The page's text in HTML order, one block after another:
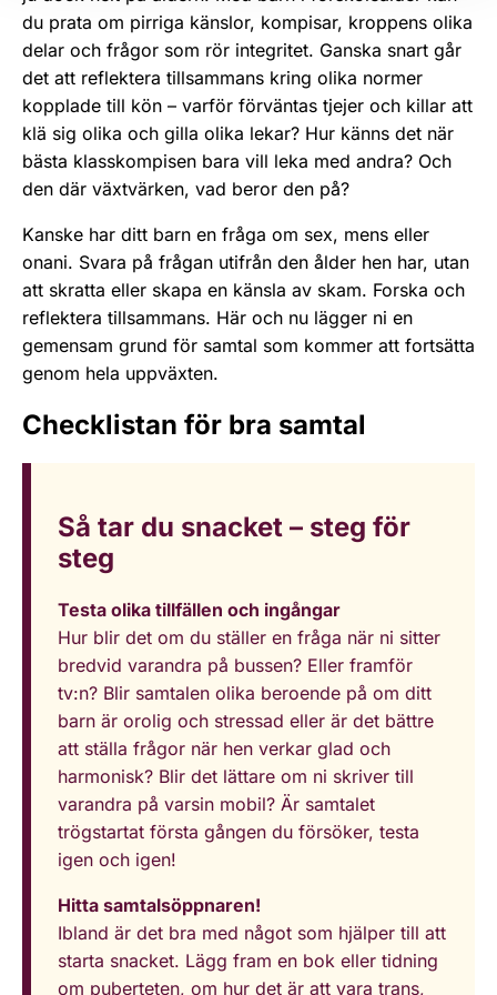
du prata om pirriga känslor, kompisar, kroppens olika
delar och frågor som rör integritet. Ganska snart går
det att reflektera tillsammans kring olika normer
kopplade till kön – varför förväntas tjejer och killar att
klä sig olika och gilla olika lekar? Hur känns det när
bästa klasskompisen bara vill leka med andra? Och
den där växtvärken, vad beror den på?
Kanske har ditt barn en fråga om sex, mens eller
onani. Svara på frågan utifrån den ålder hen har, utan
att skratta eller skapa en känsla av skam. Forska och
reflektera tillsammans. Här och nu lägger ni en
gemensam grund för samtal som kommer att fortsätta
genom hela uppväxten.
Checklistan för bra samtal
Så tar du snacket – steg för
steg
Testa olika tillfällen och ingångar
Hur blir det om du ställer en fråga när ni sitter
bredvid varandra på bussen? Eller framför
tv:n? Blir samtalen olika beroende på om ditt
barn är orolig och stressad eller är det bättre
att ställa frågor när hen verkar glad och
harmonisk? Blir det lättare om ni skriver till
varandra på varsin mobil? Är samtalet
trögstartat första gången du försöker, testa
igen och igen!
Hitta samtalsöppnaren!
Ibland är det bra med något som hjälper till att
starta snacket. Lägg fram en bok eller tidning
om puberteten, om hur det är att vara trans,